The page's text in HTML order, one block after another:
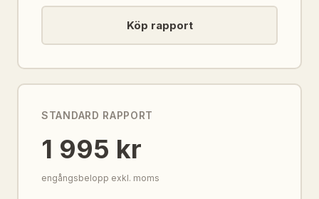
Köp rapport
STANDARD RAPPORT
1 995 kr
engångsbelopp exkl. moms